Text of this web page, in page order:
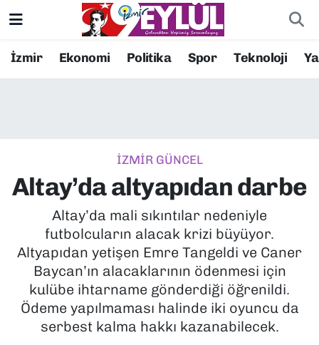
İzmir Ekonomi Politika Spor Teknoloji
İZMİR GÜNCEL
Altay’da altyapıdan darbe
Altay’da mali sıkıntılar nedeniyle
futbolcuların alacak krizi büyüyor.
Altyapıdan yetişen Emre Tangeldi ve Caner
Baycan’ın alacaklarının ödenmesi için
kulübe ihtarname gönderdiği öğrenildi.
Ödeme yapılmaması halinde iki oyuncu da
serbest kalma hakkı kazanabilecek.
Resmi İlanlar
EKONOMİ
KÜLTÜR SANAT
MAGAZİN
POLİTİKA
Konak Nöbetçi Eczaneler
Süper Lig Puan Durumu ve Fikstür
Tüm Manşetler
Son Dakika Haberleri
Haber Arşivi